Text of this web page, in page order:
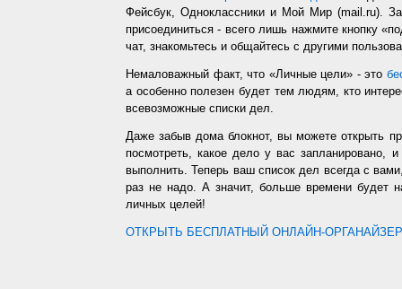
Фейсбук, Одноклассники и Мой Мир (mail.ru).
присоединиться - всего лишь нажмите кнопку
чат, знакомьтесь и общайтесь с другими
Немаловажный факт, что «Личные цели» - это
а особенно полезен будет тем людям, кто
всевозможные списки дел.
Даже забыв дома блокнот, вы можете открыть
посмотреть, какое дело у вас запланировано,
выполнить. Теперь ваш список дел всегда с
раз не надо. А значит, больше времени будет
личных целей!
ОТКРЫТЬ БЕСПЛАТНЫЙ ОНЛАЙН-